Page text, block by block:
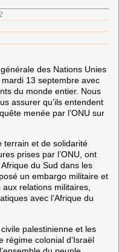
des Nations Unies
13 septembre avec
du monde entier. Nous
assurer qu’ils entendent
menée par l’ONU sur
terrain et de solidarité
prises par l’ONU, ont
du Sud dans les
un embargo militaire et
relations militaires,
avec l’Afrique du
palestinienne et les
régime colonial d’Israël